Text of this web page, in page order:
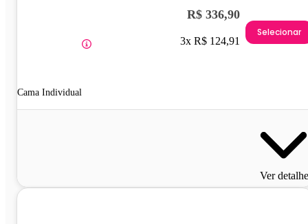
Cama Individual
R$ 336,90
3x R$ 124,91
Selecionar
Ver